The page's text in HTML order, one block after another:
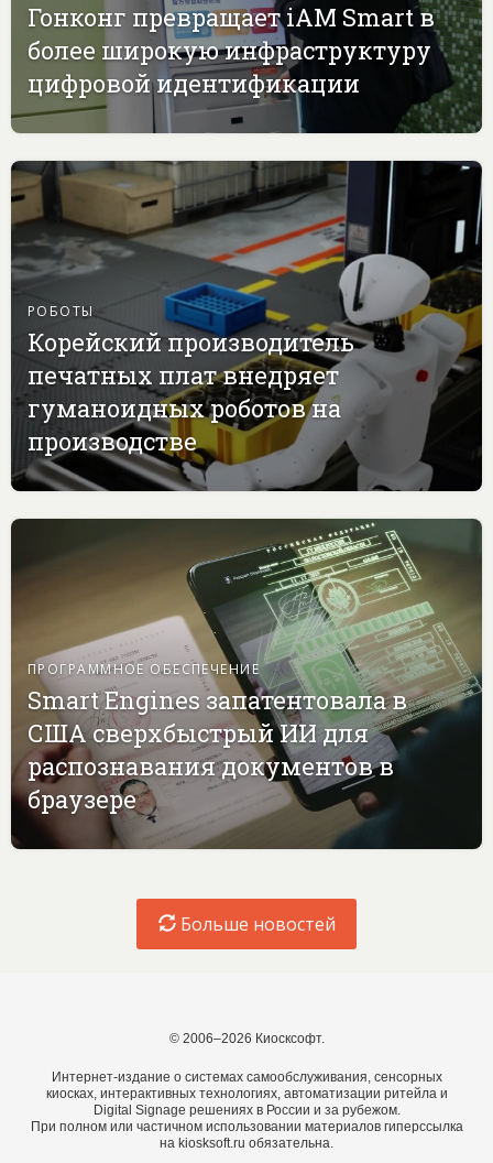
Гонконг превращает iAM Smart в
более широкую инфраструктуру
цифровой идентификации
РОБОТЫ
Корейский производитель
печатных плат внедряет
гуманоидных роботов на
производстве
ПРОГРАММНОЕ ОБЕСПЕЧЕНИЕ
Smart Engines запатентовала в
США сверхбыстрый ИИ для
распознавания документов в
браузере
Больше новостей
© 2006–2026 Киосксофт.
Интернет-издание о системах самообслуживания, сенсорных
киосках, интерактивных технологиях, автоматизации ритейла и
Digital Signage решениях в России и за рубежом.
При полном или частичном использовании материалов гиперссылка
на kiosksoft.ru обязательна.